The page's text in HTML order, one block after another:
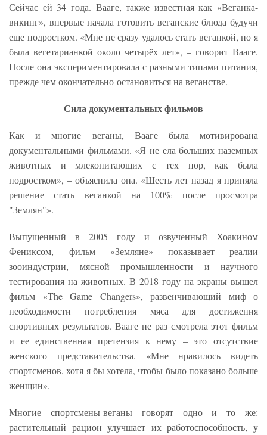
Сейчас ей 34 года. Вааге, также известная как «Веганка-
викинг», впервые начала готовить веганские блюда будучи
еще подростком. «Мне не сразу удалось стать веганкой, но я
была вегетарианкой около четырёх лет», – говорит Вааге.
После она экспериментировала с разными типами питания,
прежде чем окончательно остановиться на веганстве.
Сила документальных фильмов
Как и многие веганы, Вааге была мотивирована
документальными фильмами. «Я не ела больших наземных
животных и млекопитающих с тех пор, как была
подростком», – объяснила она. «Шесть лет назад я приняла
решение стать веганкой на 100% после просмотра
"Землян"».
Выпущенный в 2005 году и озвученный Хоакином
Фениксом, фильм «Земляне» показывает реалии
зооиндустрии, мясной промышленности и научного
тестирования на животных. В 2018 году на экраны вышел
фильм «The Game Changers», развенчивающий миф о
необходимости потребления мяса для достижения
спортивных результатов. Вааге не раз смотрела этот фильм
и ее единственная претензия к нему – это отсутствие
женского представительства. «Мне нравилось видеть
спортсменов, хотя я бы хотела, чтобы было показано больше
женщин».
Многие спортсмены-веганы говорят одно и то же:
растительный рацион улучшает их работоспособность, у